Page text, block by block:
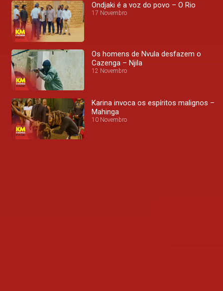
Ondjaki é a voz do povo – O Rio
17 Novembro
Os homens de Nvula desfazem o
Cazenga – Njila
12 Novembro
Karina invoca os espíritos malignos –
Mahinga
10 Novembro